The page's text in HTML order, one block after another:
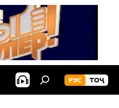
РУС ТОҶ